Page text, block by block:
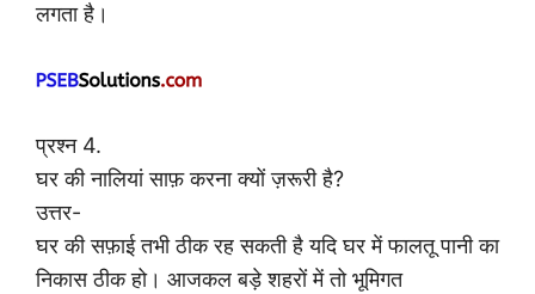
लगता है।
प्रश्न 4.
घर की नालियां साफ़ करना क्यों ज़रूरी है?
उत्तर-
घर की सफ़ाई तभी ठीक रह सकती है यदि घर में फालतू पानी का
निकास ठीक हो। आजकल बड़े शहरों में तो भूमिगत